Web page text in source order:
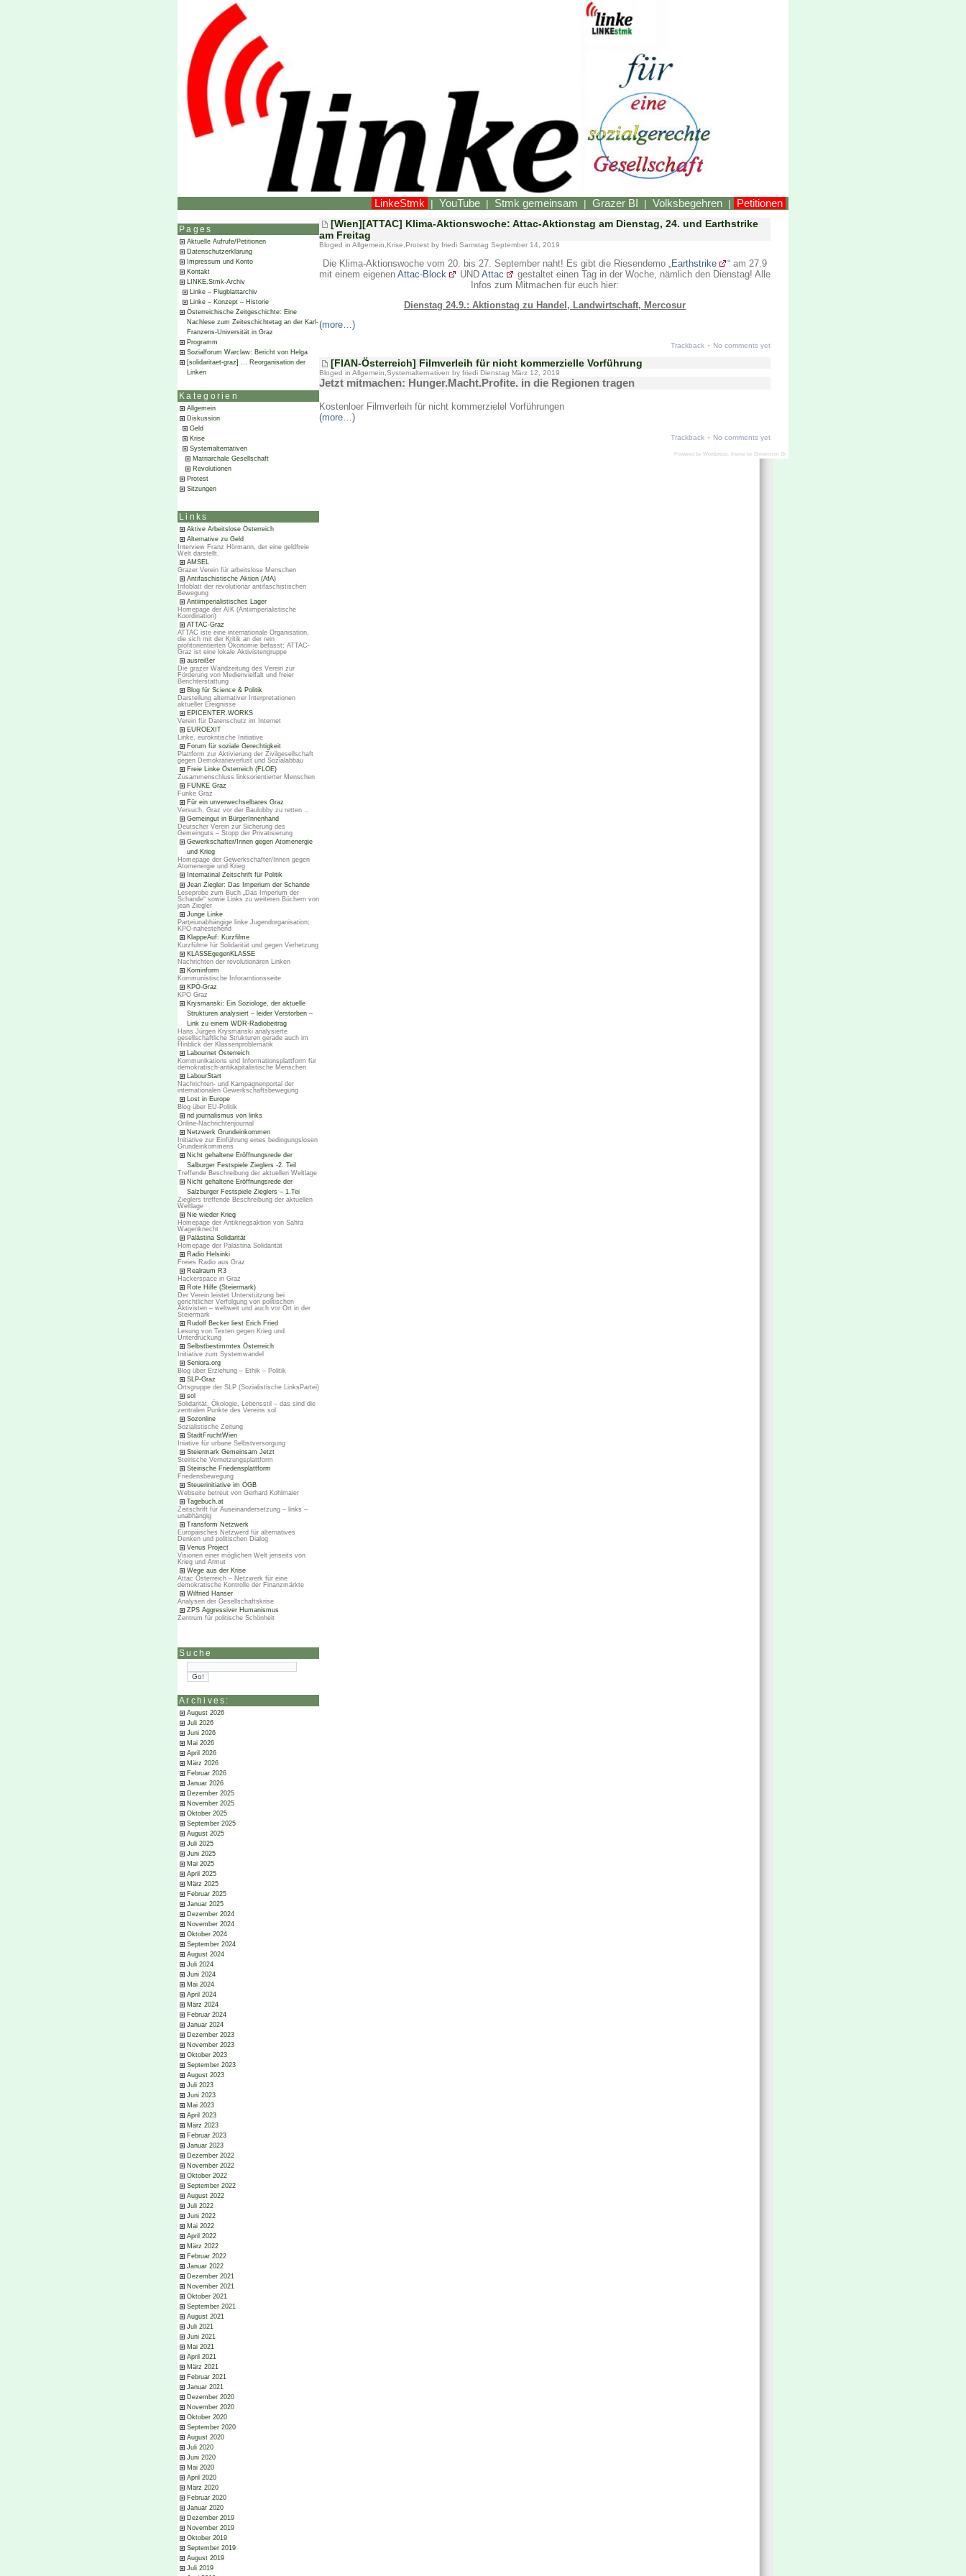
LinkeStmk | YouTube | Stmk gemeinsam | Grazer BI | Volksbegehren | Petitionen
Pages
Aktuelle Aufrufe/Petitionen
Datenschutzerklärung
Impressum und Konto
Kontakt
LINKE.Stmk-Archiv
Linke – Flugblattarchiv
Linke – Konzept – Historie
Österreichische Zeitgeschichte: Eine
Nachlese zum Zeiteschichtetag an der Karl-
Franzens-Universität in Graz
Programm
Sozialforum Warclaw: Bericht von Helga
[solidaritaet-graz] … Reorganisation der
Linken
Kategorien
Allgemein
Diskussion
Geld
Krise
Systemalternativen
Matriarchale Gesellschaft
Revolutionen
Protest
Sitzungen
Links
Aktive Arbeitslose Österreich
Alternative zu Geld
Interview Franz Hörmann, der eine geldfreie
Welt darstellt.
AMSEL
Grazer Verein für arbeitslose Menschen
Antifaschistische Aktion (AfA)
Infoblatt der revolutionär antifaschistischen
Bewegung
Antiimperialistisches Lager
Homepage der AIK (Antiimperialistische
Koordination)
ATTAC-Graz
ATTAC iste eine internationale Organisation,
die sich mit der Kritik an der rein
profitorientierten Ökonomie befasst; ATTAC-
Graz ist eine lokale Aktivistengruppe
ausreißer
Die grazer Wandzeitung des Verein zur
Förderung von Medienvielfalt und freier
Berichterstattung
Blog für Science & Politik
Darstellung alternativer Interpretationen
aktueller Ereignisse
EPICENTER.WORKS
Verein für Datenschutz im Internet
EUROEXIT
Linke, eurokritische Initiative
Forum für soziale Gerechtigkeit
Plattform zur Aktivierung der Zivilgesellschaft
gegen Demokratieverlust und Sozialabbau
Freie Linke Österreich (FLOE)
Zusammenschluss linksorientierter Menschen
FUNKE Graz
Funke Graz
Für ein unverwechselbares Graz
Versuch, Graz vor der Baulobby zu retten ..
Gemeingut in BürgerInnenhand
Deutscher Verein zur Sicherung des
Gemeinguts – Stopp der Privatisierung
Gewerkschafter/Innen gegen Atomenergie
und Krieg
Homepage der Gewerkschafter/Innen gegen
Atomenergie und Krieg
Internatinal Zeitschrift für Politik
Jean Ziegler: Das Imperium der Schande
Leseprobe zum Buch „Das Imperium der
Schande“ sowie Links zu weiteren Büchern von
jean Ziegler
Junge Linke
Parteiunabhängige linke Jugendorganisation;
KPÖ-nahestehend
KlappeAuf: Kurzfilme
Kurzfülme für Solidarität und gegen Verhetzung
KLASSEgegenKLASSE
Nachrichten der revolutionären Linken
Kominform
Kommunistische Inforamtionsseite
KPÖ-Graz
KPÖ Graz
Krysmanski: Ein Soziologe, der aktuelle
Strukturen analysiert – leider Verstorben –
Link zu einem WDR-Radiobeitrag
Hans Jürgen Krysmanski analysierte
gesellschaftliche Strukturen gerade auch im
Hinblick der Klassenproblematik
Labournet Österreich
Kommunikations und Informationsplattform für
demokratisch-antikapitalistische Menschen
LabourStart
Nachrichten- und Kampagnenportal der
internationalen Gewerkschaftsbewegung
Lost in Europe
Blog über EU-Politik
nd journalismus von links
Online-Nachrichtenjournal
Netzwerk Grundeinkommen
Initiative zur Einführung eines bedingungslosen
Grundeinkommens
Nicht gehaltene Eröffnungsrede der
Salburger Festspiele Zieglers -2. Teil
Treffende Beschreibung der aktuellen Weltlage
Nicht gehaltene Eröffnungsrede der
Salzburger Festspiele Zieglers – 1.Tei
Zieglers treffende Beschreibung der aktuellen
Weltlage
Nie wieder Krieg
Homepage der Antikriegsaktion von Sahra
Wagenknecht
Palästina Solidarität
Homepage der Palästina Solidarität
Radio Helsinki
Freies Radio aus Graz
Realraum R3
Hackerspace in Graz
Rote Hilfe (Steiermark)
Der Verein leistet Unterstützung bei
gerichtlicher Verfolgung von politischen
Aktivisten – weltweit und auch vor Ort in der
Steiermark
Rudolf Becker liest Erich Fried
Lesung von Texten gegen Krieg und
Unterdrückung
Selbstbestimmtes Österreich
Initiative zum Systemwandel
Seniora.org
Blog über Erziehung – Ethik – Politik
SLP-Graz
Ortsgruppe der SLP (Sozialistische LinksPartei)
sol
Solidarität, Ökologie, Lebensstil – das sind die
zentralen Punkte des Vereins sol
Sozonline
Sozialistische Zeitung
StadtFruchtWien
Iniative für urbane Selbstversorgung
Steiermark Gemeinsam Jetzt
Steirische Vernetzungsplattform
Steirische Friedensplattform
Friedensbewegung
Steuerinitiative im ÖGB
Webseite betreut von Gerhard Kohlmaier
Tagebuch.at
Zeitschrift für Auseinandersetzung – links –
unabhängig
Transform Netzwerk
Europäisches Netzwerd für alternatives
Denken und politischen Dialog
Venus Project
Visionen einer möglichen Welt jenseits von
Krieg und Armut
Wege aus der Krise
Attac Österreich – Netzwerk für eine
demokratische Kontrolle der Finanzmärkte
Wilfried Hanser
Analysen der Gesellschaftskrise
ZPS Aggressiver Humanismus
Zentrum für politische Schönheit
Suche
Archives:
August 2026
Juli 2026
Juni 2026
Mai 2026
April 2026
März 2026
Februar 2026
Januar 2026
Dezember 2025
November 2025
Oktober 2025
September 2025
August 2025
Juli 2025
Juni 2025
Mai 2025
April 2025
März 2025
Februar 2025
Januar 2025
Dezember 2024
November 2024
Oktober 2024
September 2024
August 2024
Juli 2024
Juni 2024
Mai 2024
April 2024
März 2024
Februar 2024
Januar 2024
Dezember 2023
November 2023
Oktober 2023
September 2023
August 2023
Juli 2023
Juni 2023
Mai 2023
April 2023
März 2023
Februar 2023
Januar 2023
Dezember 2022
November 2022
Oktober 2022
September 2022
August 2022
Juli 2022
Juni 2022
Mai 2022
April 2022
März 2022
Februar 2022
Januar 2022
Dezember 2021
November 2021
Oktober 2021
September 2021
August 2021
Juli 2021
Juni 2021
Mai 2021
April 2021
März 2021
Februar 2021
Januar 2021
Dezember 2020
November 2020
Oktober 2020
September 2020
August 2020
Juli 2020
Juni 2020
Mai 2020
April 2020
März 2020
Februar 2020
Januar 2020
Dezember 2019
November 2019
Oktober 2019
September 2019
August 2019
Juli 2019
[Wien][ATTAC] Klima-Aktionswoche: Attac-Aktionstag am Dienstag, 24. und Earthstrike
am Freitag
Bloged in Allgemein Krise Protest by friedi Samstag September 14, 2019
Die Klima-Aktionswoche vom 20. bis 27. September naht! Es gibt die Riesendemo „ Earthstrike
“ am 27.9
mit einem eigenen Attac-Block UND Attac
gestaltet einen Tag in der Woche, nämlich den Dienstag! Alle
Infos zum Mitmachen für euch hier:
Dienstag 24.9.: Aktionstag zu Handel, Landwirtschaft, Mercosur
(more…)
Trackback · No comments yet
[FIAN-Österreich] Filmverleih für nicht kommerzielle Vorführung
Bloged in Allgemein Systemalternativen by friedi Dienstag März 12, 2019
Jetzt mitmachen: Hunger.Macht.Profite. in die Regionen tragen
Kostenloer Filmverleih für nicht kommerzielel Vorführungen
(more…)
Trackback · No comments yet
Powered by Wordpress , theme by Dimension 2k